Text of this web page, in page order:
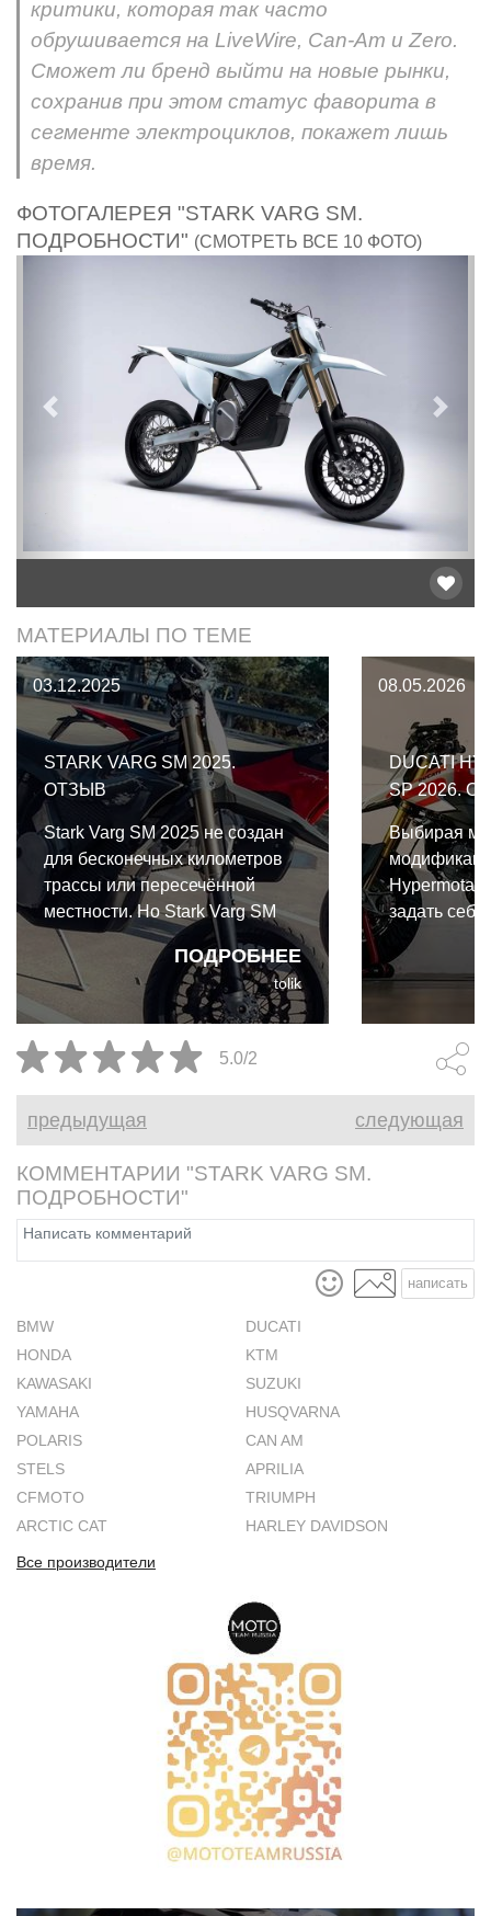
критики, которая так часто
обрушивается на LiveWire, Can-Am и Zero.
Сможет ли бренд выйти на новые рынки,
сохранив при этом статус фаворита в
сегменте электроциклов, покажет лишь
время.
ФОТОГАЛЕРЕЯ "STARK VARG SM.
ПОДРОБНОСТИ" (СМОТРЕТЬ ВСЕ 10 ФОТО)
Предыдущий
МАТЕРИАЛЫ ПО ТЕМЕ
03.12.2025
STARK VARG SM 2025.
ОТЗЫВ
ПОДРОБНЕЕ
Stark Varg SM 2025 не создан
для бесконечных километров
трассы или пересечённой
местности. Но Stark Varg SM
совершенно не страдает
недостатком мощности или
динамики, и при этом весьма
аутентично воплощает все
захватывающие аспекты
супермото.
tolik
08.05.2026
DUCATI
SP 2026.
Выбирая
задать
станете
одре
5.0/2
предыдущая следующая
КОММЕНТАРИИ "STARK VARG SM.
ПОДРОБНОСТИ"
написать
BMW
DUCATI
HONDA
KTM
KAWASAKI
SUZUKI
YAMAHA
HUSQVARNA
POLARIS
CAN AM
STELS
APRILIA
CFMOTO
TRIUMPH
ARCTIC CAT
HARLEY DAVIDSON
Все производители